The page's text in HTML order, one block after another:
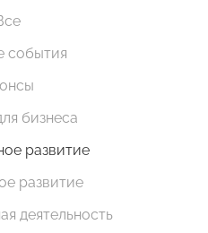
события
бизнеса
развитие
развитие
деятельность